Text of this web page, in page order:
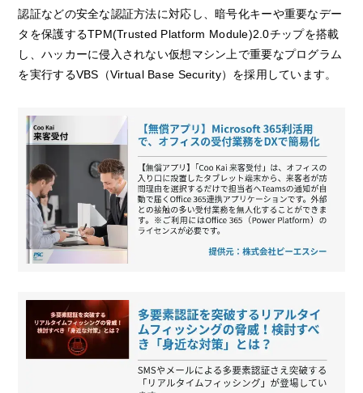
認証などの安全な認証方法に対応し、暗号化キーや重要なデー
タを保護するTPM(Trusted Platform Module)2.0チップを搭載
し、ハッカーに侵入されない仮想マシン上で重要なプログラム
を実行するVBS（Virtual Base Security）を採用しています。